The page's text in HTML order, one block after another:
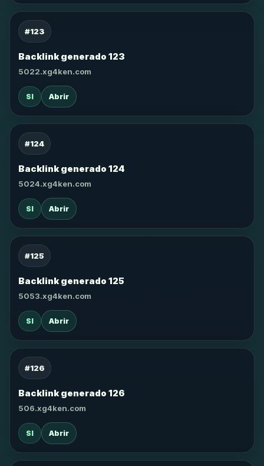
#123
Backlink generado 123
5022.xg4ken.com
SI Abrir
#124
Backlink generado 124
5024.xg4ken.com
SI Abrir
#125
Backlink generado 125
5053.xg4ken.com
SI Abrir
#126
Backlink generado 126
506.xg4ken.com
SI Abrir